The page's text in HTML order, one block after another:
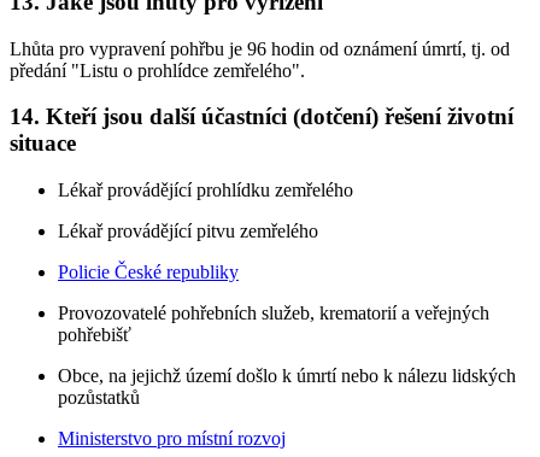
Lhůta pro vypravení pohřbu je 96 hodin od oznámení úmrtí, tj. od
předání "Listu o prohlídce zemřelého".
14. Kteří jsou další účastníci (dotčení) řešení životní
situace
Lékař provádějící prohlídku zemřelého
Lékař provádějící pitvu zemřelého
Policie České republiky
Provozovatelé pohřebních služeb, krematorií a veřejných
pohřebišť
Obce, na jejichž území došlo k úmrtí nebo k nálezu lidských
pozůstatků
Ministerstvo pro místní rozvoj